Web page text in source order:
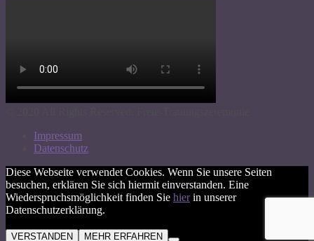
Impressum
Datenschutz
Diese Webseite verwendet Cookies. Wenn Sie unsere Seiten
besuchen, erklären Sie sich hiermit einverstanden. Eine
Wiederspruchsmöglichkeit finden Sie hierin unserer
Datenschutzerklärung.
VERSTANDEN MEHR ERFAHREN